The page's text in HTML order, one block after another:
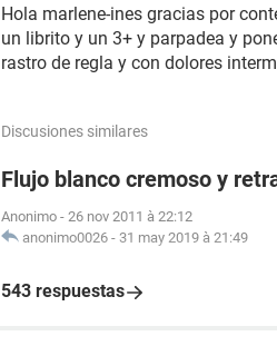
Hola marlene-ines gracias por
un librito y un 3+ y parpadea y
rastro de regla y con dolores
Discusiones similares
Flujo blanco cremoso y
Anonimo - 26 nov 2011 à 22:12
anonimo0026 - 31 may 2019 à 21:49
543 respuestas